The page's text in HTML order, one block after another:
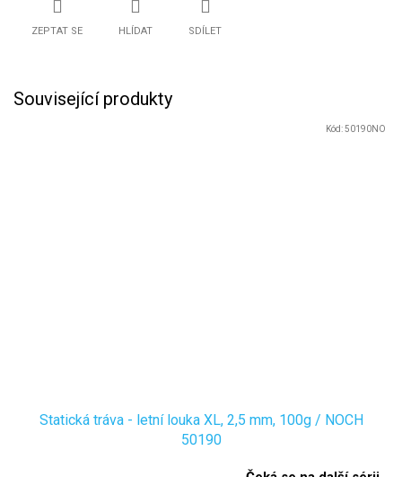
ZEPTAT SE HLÍDAT SDÍLET
Související produkty
Statická tráva - letní louka XL, 2,5 mm, 100g / NOCH
50190
Kód:50190NO